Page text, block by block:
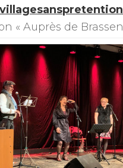
« Auprès de